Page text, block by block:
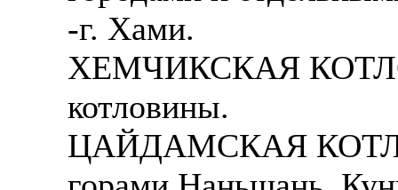
-г. Хами.
ХЕМЧИКСКАЯ
котловины.
ЦАЙДАМСКАЯ